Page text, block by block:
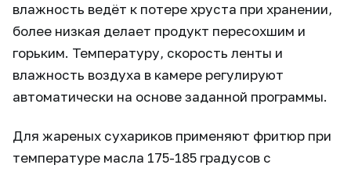
влажность ведёт к потере хруста при хранении,
более низкая делает продукт пересохшим и
горьким. Температуру, скорость ленты и
влажность воздуха в камере регулируют
автоматически на основе заданной программы.
Для жареных сухариков применяют фритюр при
температуре масла 175-185 градусов с